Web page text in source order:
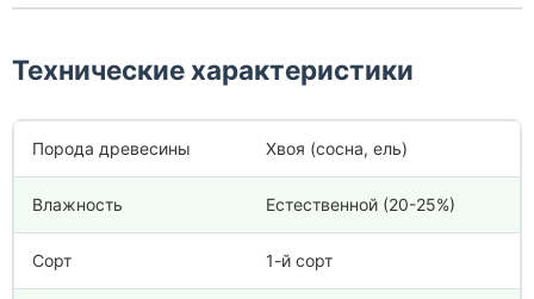
Технические характеристики
Порода древесины Хвоя (сосна, ель)
Влажность Естественной (20-25%)
Сорт 1-й сорт